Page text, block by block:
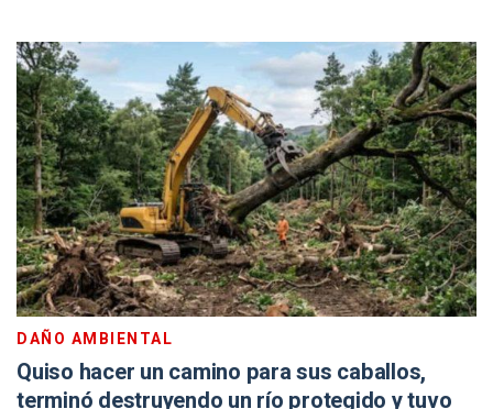
DAÑO AMBIENTAL
Quiso hacer un camino para sus caballos,
terminó destruyendo un río protegido y tuvo